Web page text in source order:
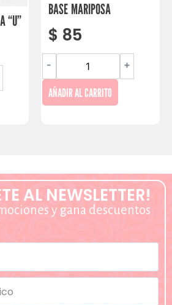
“U”
BASE MARIPOSA
$ 85
- +
AÑADIR AL CARRITO
AL NEWSLETTER!
y gana descuentos